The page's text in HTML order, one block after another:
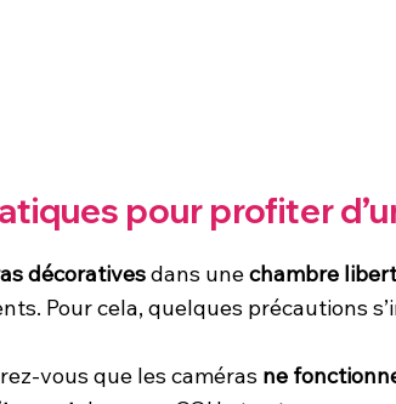
pour profiter
décorativesdans unechambre
Pour cela, quelques précautions
vous que les caméras ne